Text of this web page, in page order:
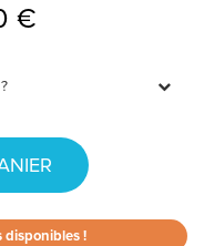
€
disponibles !